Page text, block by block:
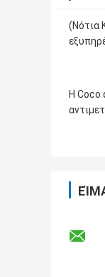
(Νότια
Η Coco